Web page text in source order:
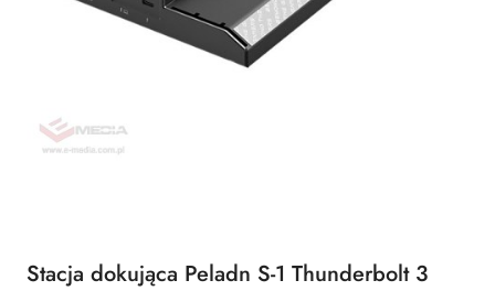
Stacja dokująca Peladn S-1 Thunderbolt 3